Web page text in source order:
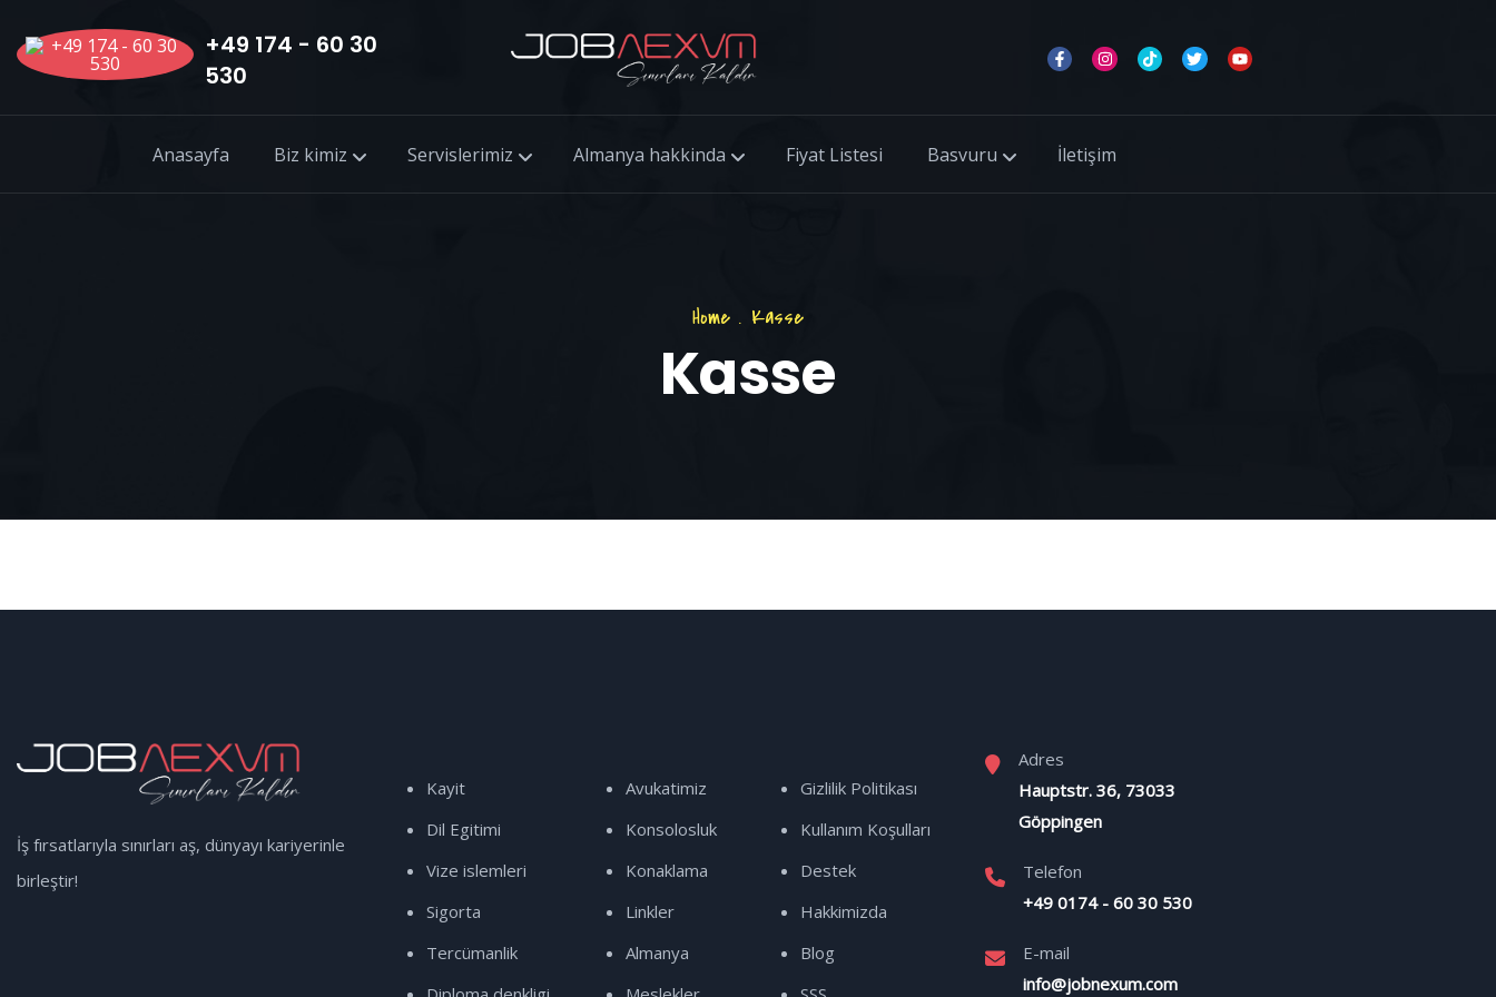
+49 174 - 60 30
530
Anasayfa Biz kimiz Servislerimiz Almanya hakkinda Fiyat Listesi Basvuru İletişim
Home . Kasse
Kasse
İş fırsatlarıyla sınırları aş, dünyayı kariyerinle
birleştir!
Kayit
Dil Egitimi
Vize islemleri
Sigorta
Tercümanlik
Avukatimiz
Konsolosluk
Konaklama
Linkler
Almanya
Gizlilik Politikası
Kullanım Koşulları
Destek
Hakkimizda
Blog
Adres
Hauptstr. 36, 73033
Göppingen
Telefon
+49 0174 - 60 30 530
E-mail
info@jobnexum.com